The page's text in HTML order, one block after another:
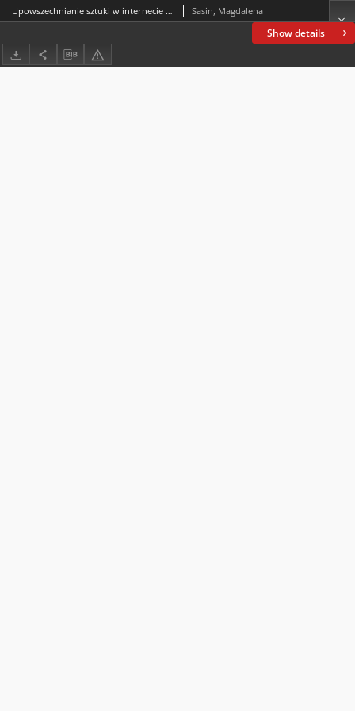
Show details
Upowszechnianie sztuki w internecie w czasie pandemii COVID-19 – między nadmiernym pesymizmem a hurraoptymizmem Sasin, Magdalena